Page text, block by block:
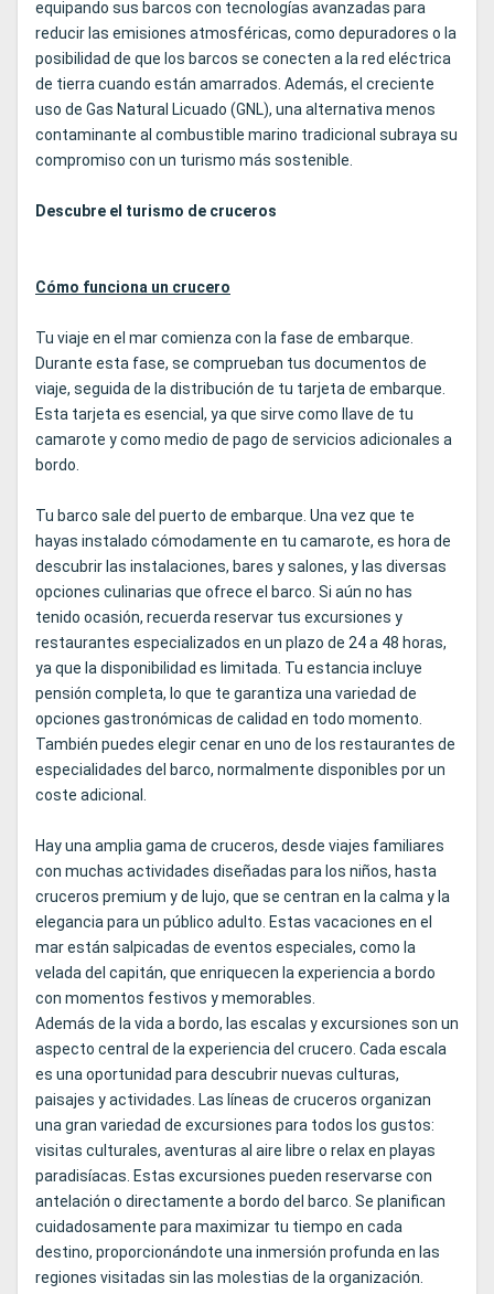
equipando sus barcos con tecnologías avanzadas para
reducir las emisiones atmosféricas, como depuradores o la
posibilidad de que los barcos se conecten a la red eléctrica
de tierra cuando están amarrados. Además, el creciente
uso de Gas Natural Licuado (GNL), una alternativa menos
contaminante al combustible marino tradicional subraya su
compromiso con un turismo más sostenible.
Descubre el turismo de cruceros
Cómo funciona un crucero
Tu viaje en el mar comienza con la fase de embarque.
Durante esta fase, se comprueban tus documentos de
viaje, seguida de la distribución de tu tarjeta de embarque.
Esta tarjeta es esencial, ya que sirve como llave de tu
camarote y como medio de pago de servicios adicionales a
bordo.
Tu barco sale del puerto de embarque. Una vez que te
hayas instalado cómodamente en tu camarote, es hora de
descubrir las instalaciones, bares y salones, y las diversas
opciones culinarias que ofrece el barco. Si aún no has
tenido ocasión, recuerda reservar tus excursiones y
restaurantes especializados en un plazo de 24 a 48 horas,
ya que la disponibilidad es limitada. Tu estancia incluye
pensión completa, lo que te garantiza una variedad de
opciones gastronómicas de calidad en todo momento.
También puedes elegir cenar en uno de los restaurantes de
especialidades del barco, normalmente disponibles por un
coste adicional.
Hay una amplia gama de cruceros, desde viajes familiares
con muchas actividades diseñadas para los niños, hasta
cruceros premium y de lujo, que se centran en la calma y la
elegancia para un público adulto. Estas vacaciones en el
mar están salpicadas de eventos especiales, como la
velada del capitán, que enriquecen la experiencia a bordo
con momentos festivos y memorables.
Además de la vida a bordo, las escalas y excursiones son un
aspecto central de la experiencia del crucero. Cada escala
es una oportunidad para descubrir nuevas culturas,
paisajes y actividades. Las líneas de cruceros organizan
una gran variedad de excursiones para todos los gustos:
visitas culturales, aventuras al aire libre o relax en playas
paradisíacas. Estas excursiones pueden reservarse con
antelación o directamente a bordo del barco. Se planifican
cuidadosamente para maximizar tu tiempo en cada
destino, proporcionándote una inmersión profunda en las
regiones visitadas sin las molestias de la organización.